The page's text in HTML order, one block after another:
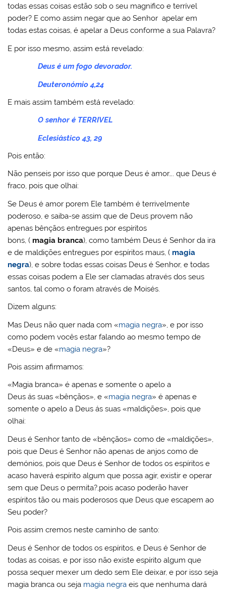
todas essas coisas estão sob o seu magnifico e terrível
poder? E como assim negar que ao Senhor apelar em
todas estas coisas, é apelar a Deus conforme a sua Palavra?
E por isso mesmo, assim está revelado:
Deus é um fogo devorador.
Deuteronómio 4,24
E mais assim também está revelado:
O senhor é TERRIVEL
Eclesiástico 43, 29
Pois então:
Não penseis por isso que porque Deus é amor…. que Deus é
fraco, pois que olhai:
Se Deus é amor porem Ele também é terrivelmente
poderoso, e saiba-se assim que de Deus provem não
apenas bênçãos entregues por espíritos
bons, ( magia branca), como também Deus é Senhor da ira
e de maldições entregues por espíritos maus, ( magia
negra), e sobre todas essas coisas Deus é Senhor, e todas
essas coisas podem a Ele ser clamadas através dos seus
santos, tal como o foram através de Moisés.
Dizem alguns:
Mas Deus não quer nada com «magia negra», e por isso
como podem vocês estar falando ao mesmo tempo de
«Deus» e de «magia negra»?
Pois assim afirmamos:
«Magia branca» é apenas e somente o apelo a
Deus ás suas «bênçãos», e «magia negra» é apenas e
somente o apelo a Deus ás suas «maldições», pois que
olhai:
Deus é Senhor tanto de «bênçãos» como de «maldições»,
pois que Deus é Senhor não apenas de anjos como de
demónios, pois que Deus é Senhor de todos os espíritos e
acaso haverá espírito algum que possa agir, existir e operar
sem que Deus o permita?,pois acaso poderão haver
espíritos tão ou mais poderosos que Deus que escapem ao
Seu poder?
Pois assim cremos neste caminho de santo:
Deus é Senhor de todos os espíritos, e Deus é Senhor de
todas as coisas, e por isso não existe espírito algum que
possa sequer mexer um dedo sem Ele deixar, e por isso seja
magia branca ou seja magia negra eis que nenhuma dará